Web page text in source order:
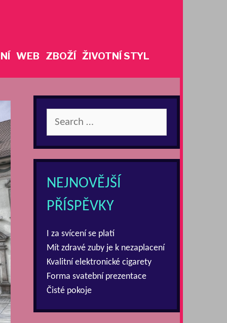
WEB ZBOŽÍ ŽIVOTNÍ STYL
for:
NEJNOVĚJŠÍ
PŘÍSPĚVKY
I za svícení se platí
Mít zdravé zuby je k nezaplacení
Kvalitní elektronické cigarety
Forma svatební prezentace
Čisté pokoje